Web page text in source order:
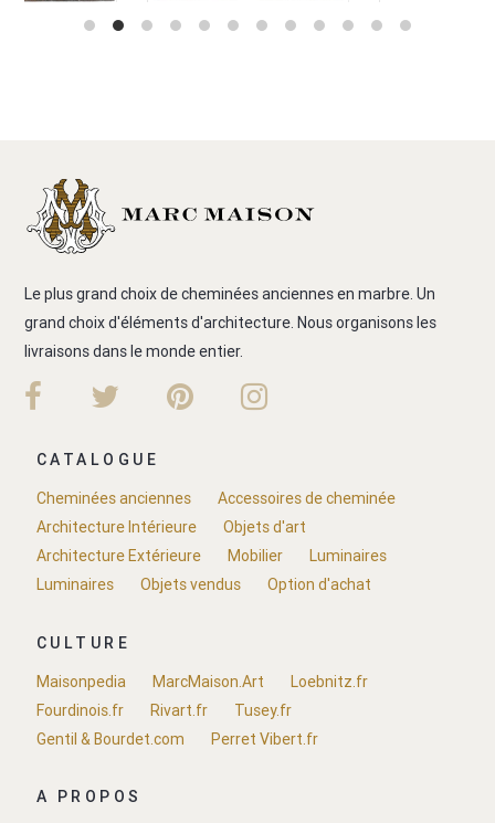
Le plus grand choix de cheminées anciennes en marbre. Un
grand choix d'éléments d'architecture. Nous organisons les
livraisons dans le monde entier.
CATALOGUE
Cheminées anciennes
Accessoires de cheminée
Architecture Intérieure
Objets d'art
Architecture Extérieure
Mobilier
Luminaires
Luminaires
Objets vendus Option d'achat
CULTURE
Maisonpedia
MarcMaison.Art
Loebnitz.fr
Fourdinois.fr
Rivart.fr
Tusey.fr
Gentil & Bourdet.com
Perret Vibert.fr
A PROPOS